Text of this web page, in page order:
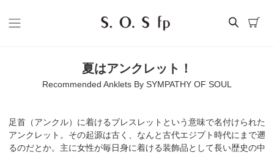
夏はアンクレット！
Recommended Anklets By SYMPATHY OF SOUL
足首（アンクル）に着けるブレスレットという意味で名付けられた
アンクレット。その起源は古く、なんと古代エジプト時代にまで遡
るのだとか。主に女性が毎日身に着ける装飾品として長い歴史の中